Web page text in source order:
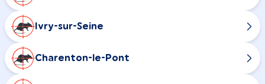
Ivry-sur-Seine
Charenton-le-Pont